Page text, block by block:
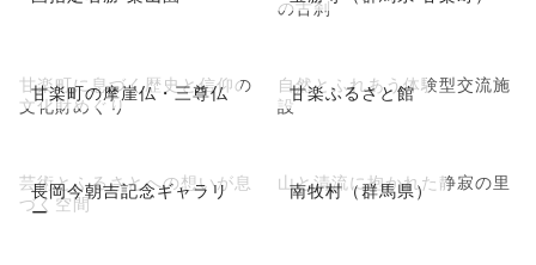
の古刹
甘楽町の摩崖仏・三尊仏
甘楽町に息づく歴史と信仰の
文化財めぐり
甘楽ふるさと館
自然とふれあう体験型交流施
設
長岡今朝吉記念ギャラリ
ー
芸術とふるさとへの想いが息
づく空間
南牧村（群馬県）
山と清流に抱かれた静寂の里